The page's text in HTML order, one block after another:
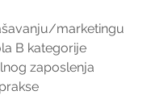
marketingu
B kategorije
zaposlenja